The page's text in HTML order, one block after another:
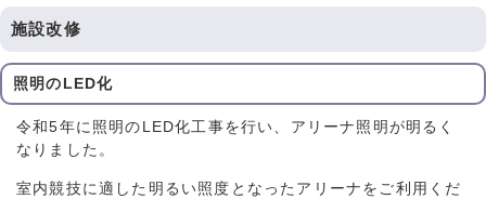
施設改修
照明のLED化
令和5年に照明のLED化工事を行い、アリーナ照明が明るく
なりました。
室内競技に適した明るい照度となったアリーナをご利用くだ